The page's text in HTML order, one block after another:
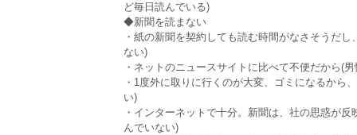
ど毎日読んでいる)
◆新聞を読まない
・紙の新聞を契約しても読む時間がなさそうだ
ない)
・ネットのニュースサイトに比べて不便だから(
・1度外に取りに行くのが大変、ゴミになるから
い)
・インターネットで十分。新聞は、社の思惑が
んでいない)